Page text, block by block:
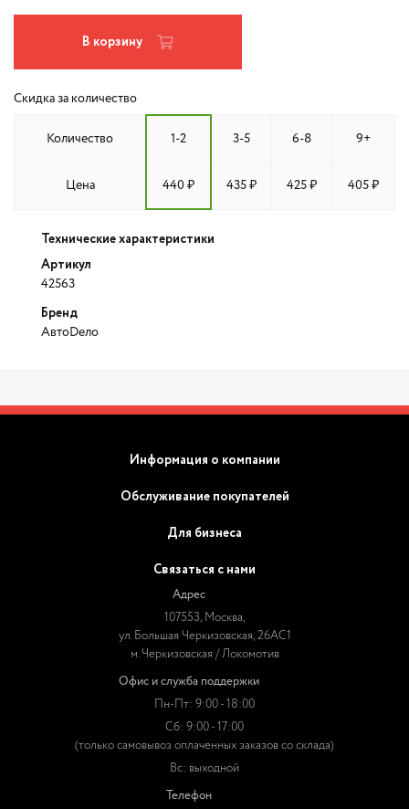
В корзину
Скидка за количество
Количество 1-2 3-5 6-8 9+
Цена 440 ₽ 435 ₽ 425 ₽ 405 ₽
Технические характеристики
Артикул
42563
Бренд
АвтоDело
Информация о компании
Обслуживание покупателей
Для бизнеса
Связаться с нами
Адрес
107553, Москва,
ул. Большая Черкизовская, 26АС1
м. Черкизовская / Локомотив
Офис и служба поддержки
Пн-Пт: 9:00 - 18:00
Сб: 9:00 - 17:00
(только самовывоз оплаченных заказов со склада)
Вс: выходной
Телефон